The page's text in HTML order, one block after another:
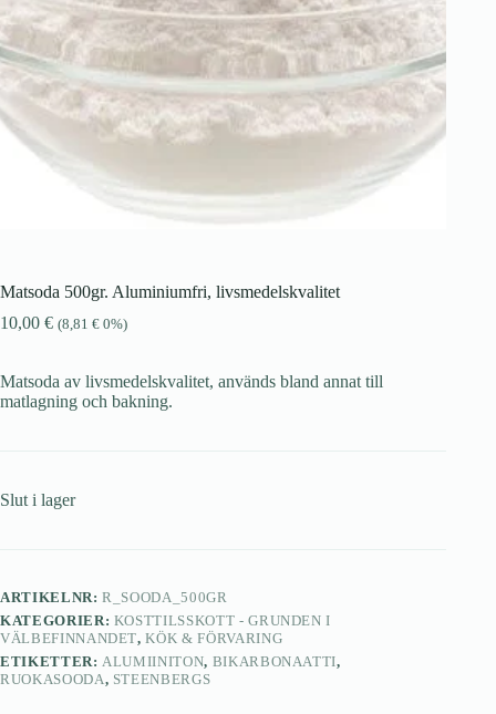
Matsoda 500gr. Aluminiumfri, livsmedelskvalitet
10,00 € (8,81 € 0%)
Matsoda av livsmedelskvalitet, används bland annat till
matlagning och bakning.
Slut i lager
ARTIKELNR:R_SOODA_500GR
KATEGORIER: KOSTTILSSKOTT - GRUNDEN I
VÄLBEFINNANDET,KÖK & FÖRVARING
ETIKETTER:ALUMIINITON, BIKARBONAATTI,
RUOKASOODA, STEENBERGS